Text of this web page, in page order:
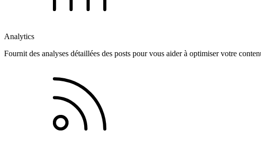
Analytics
Fournit des analyses détaillées des posts pour vous aider à optimiser votre